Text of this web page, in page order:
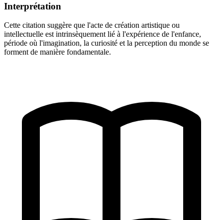
Interprétation
Cette citation suggère que l'acte de création artistique ou
intellectuelle est intrinsèquement lié à l'expérience de l'enfance,
période où l'imagination, la curiosité et la perception du monde se
forment de manière fondamentale.